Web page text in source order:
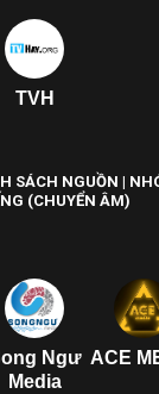
TVH
SÁCH NGUỒN |
(CHUYỂN ÂM)
Ngư
Media
ACE